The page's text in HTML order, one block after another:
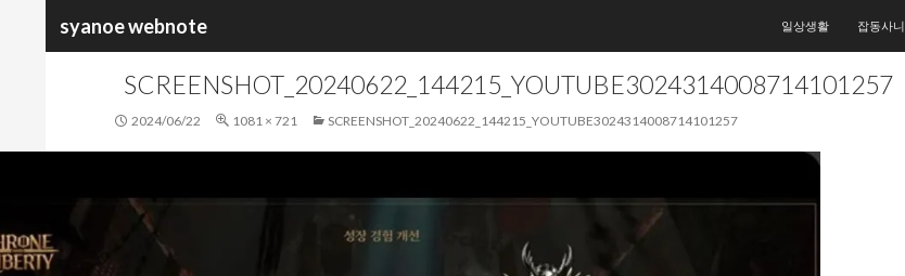
syanoe webnote
색
일상생활
잡동사니
SCREENSHOT_20240622_144215_YOUTUBE3024314008714101257
2024/06/22 1081 × 721 SCREENSHOT_20240622_144215_YOUTUBE3024314008714101257